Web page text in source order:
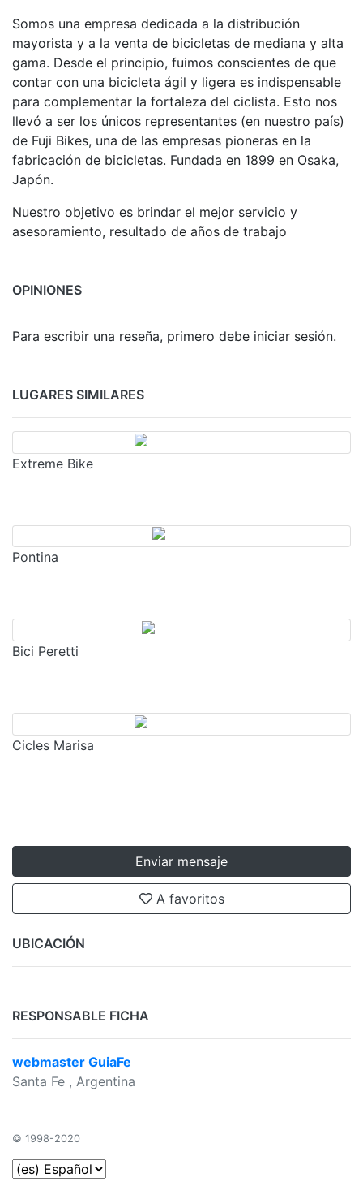
Somos una empresa dedicada a la distribución
mayorista y a la venta de bicicletas de mediana y alta
gama. Desde el principio, fuimos conscientes de que
contar con una bicicleta ágil y ligera es indispensable
para complementar la fortaleza del ciclista. Esto nos
llevó a ser los únicos representantes (en nuestro país)
de Fuji Bikes, una de las empresas pioneras en la
fabricación de bicicletas. Fundada en 1899 en Osaka,
Japón.
Nuestro objetivo es brindar el mejor servicio y
asesoramiento, resultado de años de trabajo
OPINIONES
Para escribir una reseña, primero debe iniciar sesión.
LUGARES SIMILARES
Extreme Bike
Pontina
Bici Peretti
Cicles Marisa
Enviar mensaje
A favoritos
UBICACIÓN
RESPONSABLE FICHA
webmaster GuiaFe
Santa Fe , Argentina
© 1998-2020